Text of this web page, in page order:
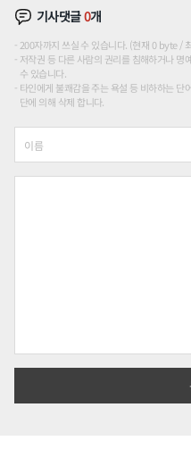
기사댓글0개
200자까지 쓰실 수 있습니다. (현재 0 byte /
저작권 등 다른 사람의 권리를 침해하거나 명
수 있습니다.
타인에게 불쾌감을 주는 욕설 등 비하하는
단에 의해 삭제 합니다.